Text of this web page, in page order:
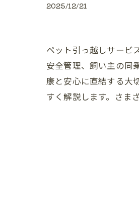
2025/12/21
ペット引っ越しサービ
安全管理、飼い主の同
康と安心に直結する大
すく解説します。さま